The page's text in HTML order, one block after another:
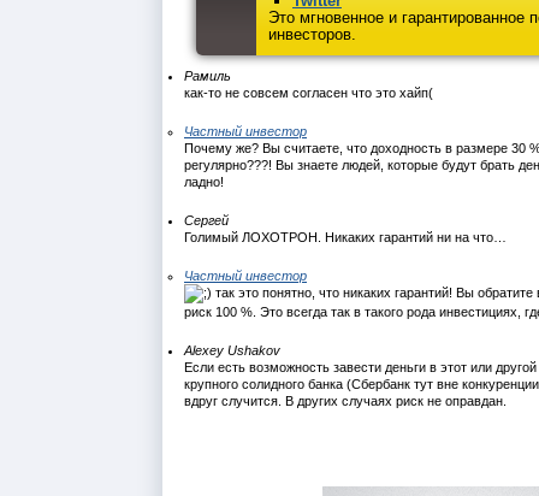
Это мгновенное и
инвесторов.
Рамиль
как-то не совсем согласен что это хайп(
Частный инвестор
Почему же? Вы считаете, что доходность в размере 30
регулярно???! Вы знаете людей, которые будут брать
ладно!
Сергей
Голимый ЛОХОТРОН. Никаких гарантий ни на что…
Частный инвестор
так это понятно, что никаких гарантий! Вы
риск 100 %. Это всегда так в такого рода инвестициях,
Alexey Ushakov
Если есть возможность завести деньги в этот или
крупного солидного банка (Сбербанк тут вне
вдруг случится. В других случаях риск не оправдан.